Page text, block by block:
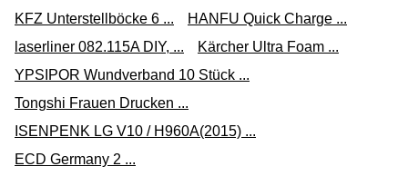
KFZ Unterstellböcke 6 ...
HANFU Quick Charge ...
laserliner 082.115A DIY, ...
Kärcher Ultra Foam ...
YPSIPOR Wundverband 10 Stück ...
Tongshi Frauen Drucken ...
ISENPENK LG V10 / H960A(2015) ...
ECD Germany 2 ...